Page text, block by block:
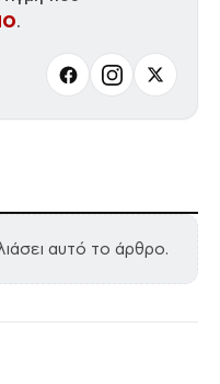
.
αυτό το άρθρο.